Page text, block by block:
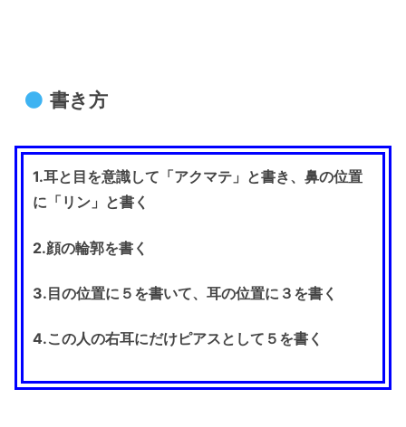
書き方
1.耳と目を意識して 「アクマテ」と書き、鼻の位置
に「リン」と書く
2.顔の輪郭を書く
3.目の位置に５を書いて、耳の位置に３を書く
4.この人の右耳にだけピアスとして５を書く